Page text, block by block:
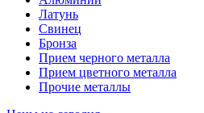
Латунь
Свинец
Бронза
Прием черного металла
Прием цветного металла
Прочие металлы